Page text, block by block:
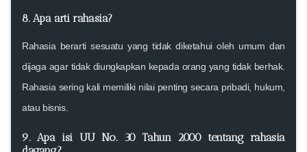
8. Apa arti rahasia?
Rahasia berarti sesuatu yang tidak diketahui oleh umum dan
dijaga agar tidak diungkapkan kepada orang yang tidak berhak.
Rahasia sering kali memiliki nilai penting secara pribadi, hukum,
atau bisnis.
9. Apa isi UU No. 30 Tahun 2000 tentang rahasia